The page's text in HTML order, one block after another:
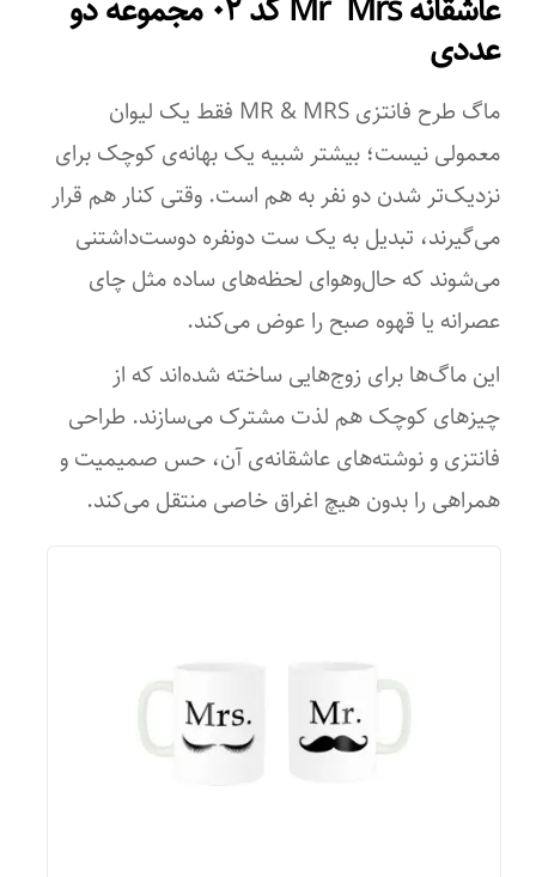
عاشقانه Mr Mrs کد ۰۲ مجموعه دو
عددی
ماگ طرح فانتزی MR & MRS فقط یک لیوان
معمولی نیست؛ بیشتر شبیه یک بهانه‌ی کوچک برای
نزدیک‌تر شدن دو نفر به هم است. وقتی کنار هم قرار
می‌گیرند، تبدیل به یک ست دونفره دوست‌داشتنی
می‌شوند که حال‌وهوای لحظه‌های ساده مثل چای
عصرانه یا قهوه صبح را عوض می‌کند.
این ماگ‌ها برای زوج‌هایی ساخته شده‌اند که از
چیزهای کوچک هم لذت مشترک می‌سازند. طراحی
فانتزی و نوشته‌های عاشقانه‌ی آن، حس صمیمیت و
همراهی را بدون هیچ اغراق خاصی منتقل می‌کند.